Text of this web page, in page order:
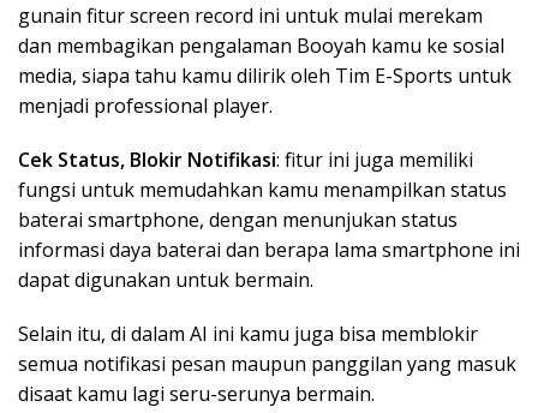
gunain fitur screen record ini untuk mulai merekam
dan membagikan pengalaman Booyah kamu ke sosial
media, siapa tahu kamu dilirik oleh Tim E-Sports untuk
menjadi professional player.
Cek Status, Blokir Notifikasi: fitur ini juga memiliki
fungsi untuk memudahkan kamu menampilkan status
baterai smartphone, dengan menunjukan status
informasi daya baterai dan berapa lama smartphone ini
dapat digunakan untuk bermain.
Selain itu, di dalam AI ini kamu juga bisa memblokir
semua notifikasi pesan maupun panggilan yang masuk
disaat kamu lagi seru-serunya bermain.